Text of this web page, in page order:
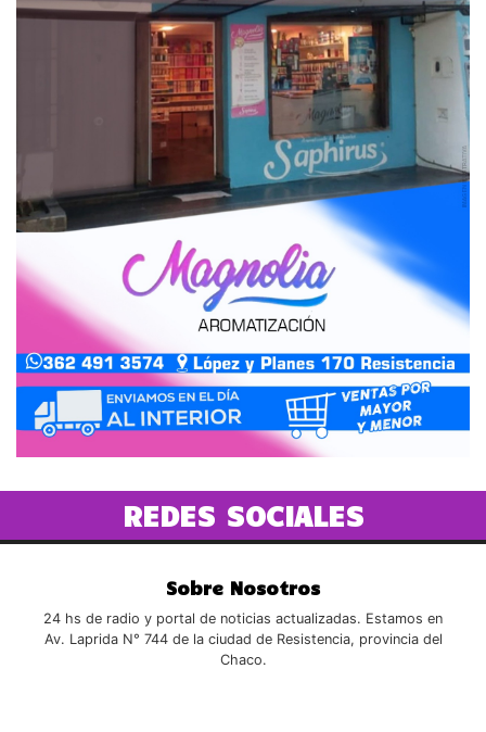
REDES SOCIALES
Sobre Nosotros
24 hs de radio y portal de noticias actualizadas. Estamos en
Av. Laprida N° 744 de la ciudad de Resistencia, provincia del
Chaco.